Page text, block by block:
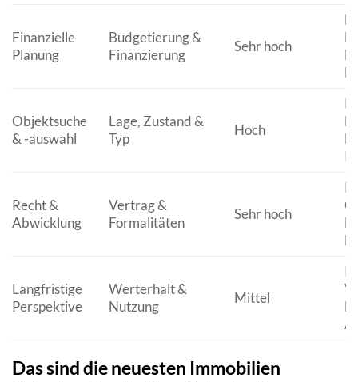
Finanzielle
Planung
Budgetierung &
Finanzierung
Sehr hoch
Objektsuche
& -auswahl
Lage, Zustand &
Typ
Hoch
Recht &
Abwicklung
Vertrag &
Formalitäten
Sehr hoch
Langfristige
Perspektive
Werterhalt &
Nutzung
Mittel
Das sind die neuesten Immobilien